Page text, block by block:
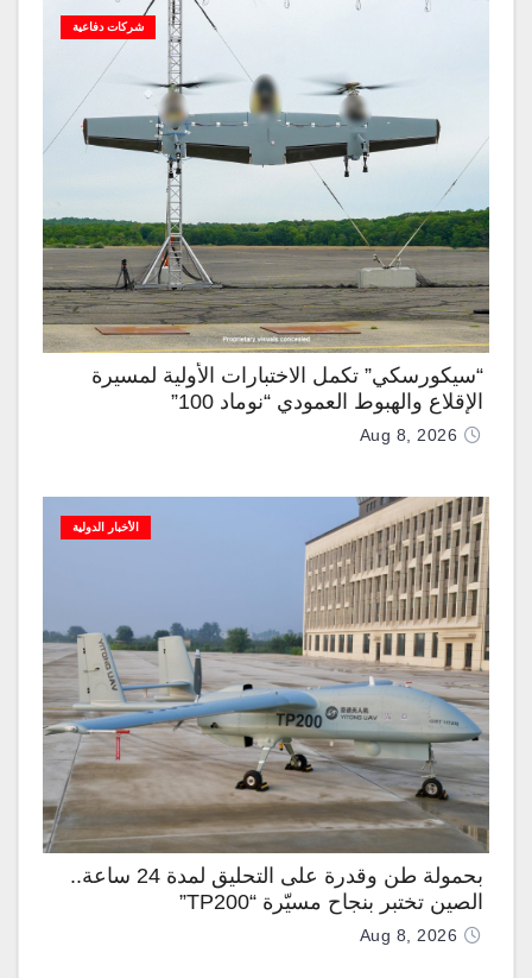
شركات دفاعية
“سيكورسكي” تكمل الاختبارات الأولية لمسيرة
الإقلاع والهبوط العمودي “نوماد 100”
Aug 8, 2026
الأخبار الدولية
بحمولة طن وقدرة على التحليق لمدة 24 ساعة..
الصين تختبر بنجاح مسيّرة “TP200”
Aug 8, 2026